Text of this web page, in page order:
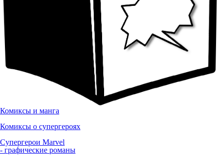
Комиксы и манга
Комиксы о супергероях
Супергерои Marvel
- графические романы